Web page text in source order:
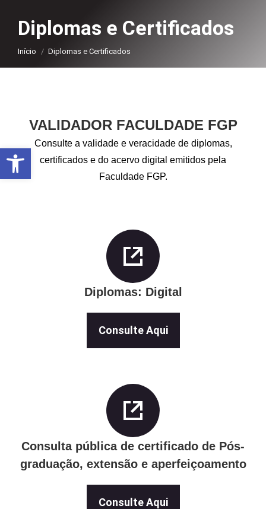
Diplomas e Certificados
Você está aqui:
Início Diplomas e Certificados
VALIDADOR FACULDADE FGP
Consulte a validade e veracidade de diplomas,
certificados e do acervo digital emitidos pela
Faculdade FGP.
Diplomas: Digital
Consulte Aqui
Consulta pública de certificado de Pós-
graduação, extensão e aperfeiçoamento
Consulte Aqui
Abrir a barra de ferramentas